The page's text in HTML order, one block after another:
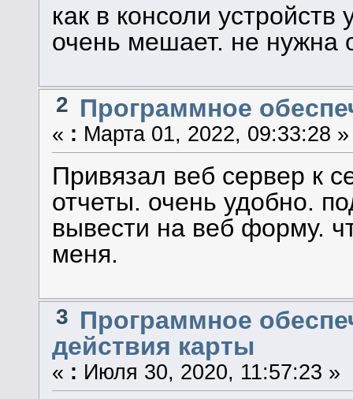
как в консоли
очень мешает. не нужна
2 Программное
« : Марта 01, 2022, 09:33:28 »
Привязал веб сервер к
отчеты. очень удобно.
вывести на веб форму.
меня.
3 Программное
действия карты
« : Июля 30, 2020, 11:57:23 »